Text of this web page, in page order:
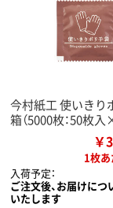
今村紙工 使いきり
箱（5000枚：50枚入
￥
1枚
入荷予定：
ご注文後、お届けにつ
いたします